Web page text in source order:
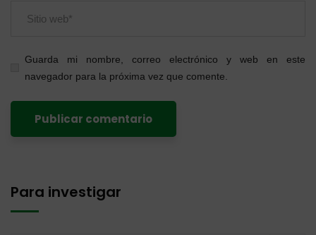
Guarda mi nombre, correo electrónico y web en este
navegador para la próxima vez que comente.
Para investigar